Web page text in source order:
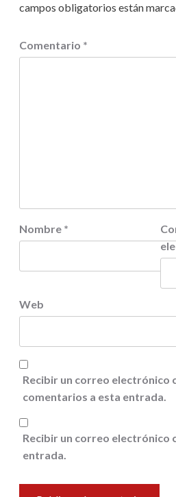
campos obligatorios están
Comentario *
Nombre *
Web
Recibir un correo electrónico
comentarios a esta entrada.
Recibir un correo electrónico
entrada.